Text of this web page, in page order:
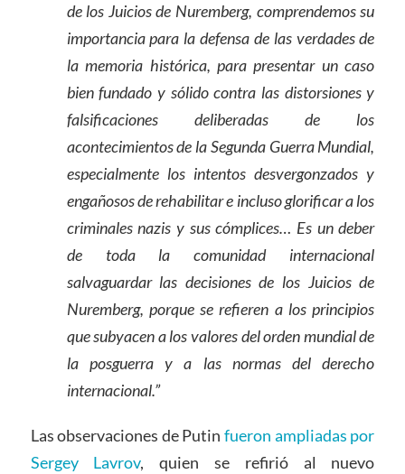
de los Juicios de Nuremberg, comprendemos su
importancia para la defensa de las verdades de
la memoria histórica, para presentar un caso
bien fundado y sólido contra las distorsiones y
falsificaciones deliberadas de los
acontecimientos de la Segunda Guerra Mundial,
especialmente los intentos desvergonzados y
engañosos de rehabilitar e incluso glorificar a los
criminales nazis y sus cómplices… Es un deber
de toda la comunidad internacional
salvaguardar las decisiones de los Juicios de
Nuremberg, porque se refieren a los principios
que subyacen a los valores del orden mundial de
la posguerra y a las normas del derecho
internacional.”
Las observaciones de Putinfueron ampliadas por
Sergey Lavrov, quien se refirió al nuevo